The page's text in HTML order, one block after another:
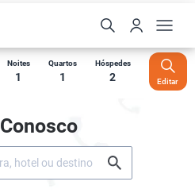
Noites
1
Quartos
1
Hóspedes
2 Editar